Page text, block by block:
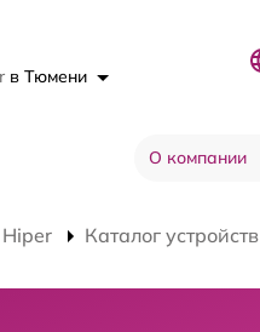
в Тюмени
О компании
Каталог устройств